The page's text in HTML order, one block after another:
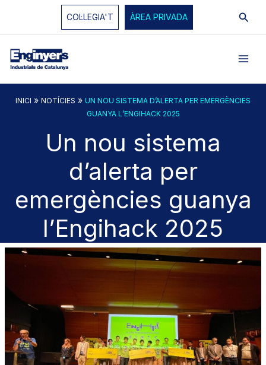
COL·LEGIA'T ÀREA PRIVADA
INICI » NOTÍCIES » UN NOU SISTEMA D’ALERTA PER EMERGÈNCIES
GUANYA L’ENGIHACK 2025
Un nou sistema
d’alerta per
emergències guanya
l’Engihack 2025